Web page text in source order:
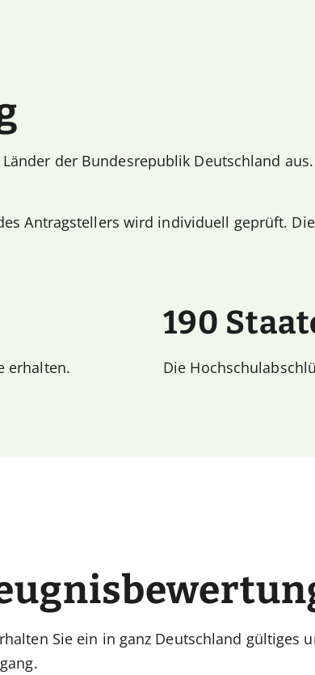
der Bundesrepublik Deutschland
Antragstellers wird individuell geprüft.
erhalten.
190
Die
Sie ein in ganz Deutschland gültiges